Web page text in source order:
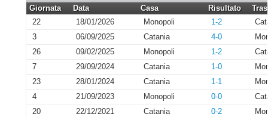
Giornata Data Casa Risultato
22
18/01/2026 Monopoli 1-2
3
06/09/2025 Catania 4-0
26
09/02/2025 Monopoli 1-2
7
29/09/2024 Catania 1-0
23
28/01/2024 Catania 1-1
4
21/09/2023 Monopoli 0-0
20
22/12/2021 Catania 0-2